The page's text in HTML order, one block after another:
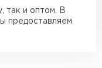
так и оптом. В
предоставляем